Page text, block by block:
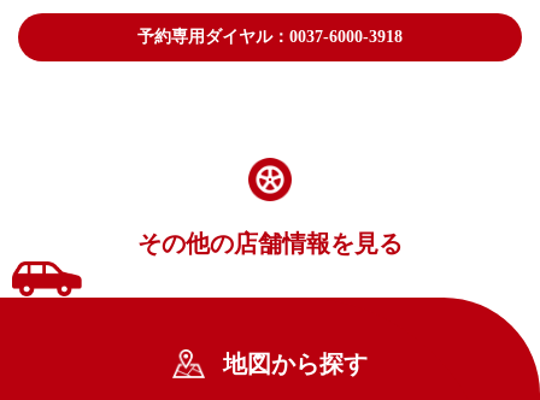
予約専用ダイヤル：0037-6000-3918
その他の店舗情報を見る
地図から探す